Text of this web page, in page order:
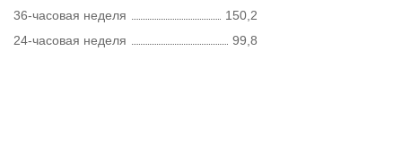
36-часовая неделя
150,2
24-часовая неделя
99,8